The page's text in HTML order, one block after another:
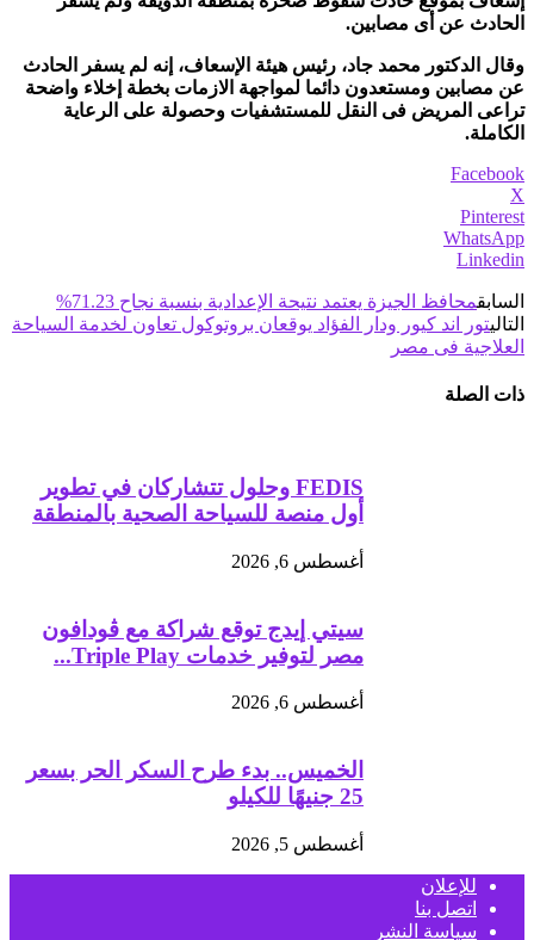
الحادث عن أى مصابين.
وقال الدكتور محمد جاد، رئيس هيئة الإسعاف، إنه لم يسفر الحادث
عن مصابين ومستعدون دائما لمواجهة الازمات بخطة إخلاء واضحة
تراعى المريض فى النقل للمستشفيات وحصولة على الرعاية
الكاملة.
Facebook
X
Pinterest
WhatsApp
Linkedin
السابقمحافظ الجيزة يعتمد نتيحة الإعدادية بنسبة نجاح 71.23%
التاليتور اند كيور ودار الفؤاد يوقعان بروتوكول تعاون لخدمة السياحة
العلاجية فى مصر
ذات الصلة
FEDIS وحلول تتشاركان في تطوير
أول منصة للسياحة الصحية بالمنطقة
أغسطس 6, 2026
سيتي إيدج توقع شراكة مع ڤودافون
مصر لتوفير خدمات Triple Play...
أغسطس 6, 2026
الخميس.. بدء طرح السكر الحر بسعر
25 جنيهًا للكيلو
أغسطس 5, 2026
للإعلان
اتصل بنا
سياسة النشر